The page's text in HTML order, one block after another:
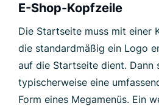
E-Shop-Kopfzeile
Die Startseite muss mit einer
die standardmäßig ein Logo
auf die Startseite dient. Dann
typischerweise eine
Form eines Megamenüs. Ein